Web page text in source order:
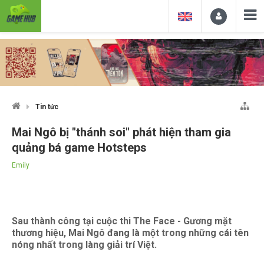
Tin tức
Mai Ngô bị "thánh soi" phát hiện tham gia
quảng bá game Hotsteps
Emily
Sau thành công tại cuộc thi The Face - Gương mặt
thương hiệu, Mai Ngô đang là một trong những cái tên
nóng nhất trong làng giải trí Việt.